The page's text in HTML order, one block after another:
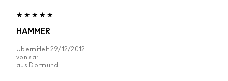
HAMMER
Übermittelt 29/12/2012
von sari
aus
Dortmund